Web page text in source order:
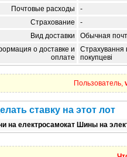
Почтовые расходы
-
Страхование
-
Вид доставки
Обычная
о доставке и
оплате
Страхування
покупцеві
Пользователь,
ставку на этот лот
на електросамокат Шины на